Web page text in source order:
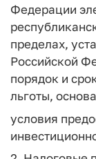
Федерации
пределах,
Российской
порядок и
льготы,
условия